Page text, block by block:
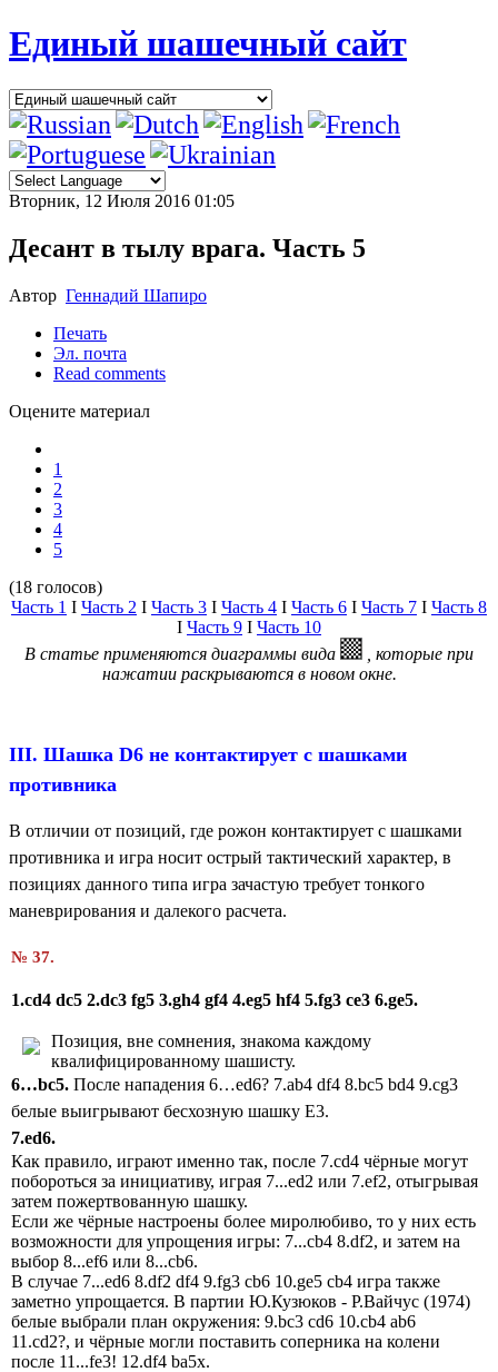
Единый шашечный сайт
Вторник, 12 Июля 2016 01:05
Десант в тылу врага. Часть 5
Автор Геннадий Шапиро
Печать
Эл. почта
Read comments
Оцените материал
1
2
3
4
5
(18 голосов)
Часть 1 I Часть 2 I Часть 3 I Часть 4 I Часть 6 I Часть 7 I Часть 8
I Часть 9 I Часть 10
В статье применяются диаграммы вида
, которые при
нажатии раскрываются в новом окне.
III. Шашка D6 не контактирует с шашками
противника
В отличии от позиций, где рожон контактирует с шашками
противника и игра носит острый тактический характер, в
позициях данного типа игра зачастую требует тонкого
маневрирования и далекого расчета.
№ 37.
1.cd4 dc5 2.dc3 fg5 3.gh4 gf4 4.eg5 hf4 5.fg3 ce3 6.ge5.
Позиция, вне сомнения, знакома каждому
квалифицированному шашисту.
6…bc5. После нападения 6…ed6? 7.ab4 df4 8.bc5 bd4 9.cg3
белые выигрывают бесхозную шашку E3.
7.ed6.
Как правило, играют именно так, после 7.cd4 чёрные могут
побороться за инициативу, играя 7...ed2 или 7.ef2, отыгрывая
затем пожертвованную шашку.
Если же чёрные настроены более миролюбиво, то у них есть
возможности для упрощения игры: 7...cb4 8.df2, и затем на
выбор 8...ef6 или 8...cb6.
В случае 7...ed6 8.df2 df4 9.fg3 cb6 10.ge5 cb4 игра также
заметно упрощается. В партии Ю.Кузюков - Р.Вайчус (1974)
белые выбрали план окружения: 9.bc3 cd6 10.cb4 ab6
11.cd2?, и чёрные могли поставить соперника на колени
после 11...fe3! 12.df4 ba5x.